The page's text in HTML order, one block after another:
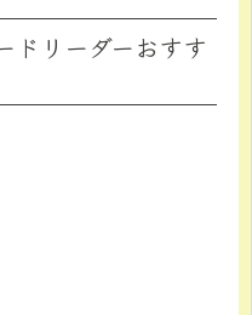
ドリーダーおすす